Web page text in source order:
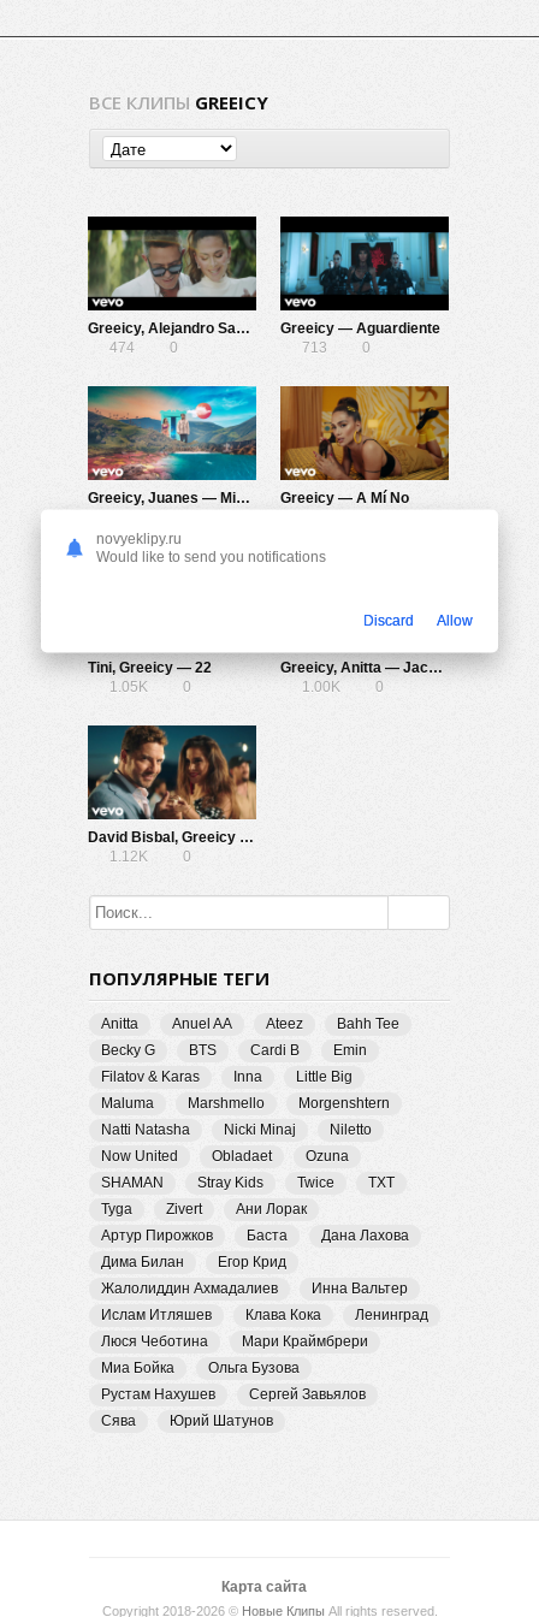
ВСЕ КЛИПЫ GREEICY
Greeicy, Alejandro Sanz — Lejos Conmigo
474
0
Greeicy — Aguardiente
713
0
Greeicy, Juanes — Minifalda
Greeicy — A Mí No
Tini, Greeicy — 22
1.05K
0
Greeicy, Anitta — Jacuzzi
1.00K
0
David Bisbal, Greeicy — Perdón
1.12K
0
ПОПУЛЯРНЫЕ ТЕГИ
Anitta Anuel AA Ateez
Bahh Tee
Becky G
BTS Cardi B
Emin
Filatov & Karas
Inna
Little Big
Maluma
Marshmello
Morgenshtern
Natti Natasha
Nicki Minaj
Niletto
Now United
Obladaet
Ozuna
SHAMAN
Stray Kids Twice
TXT
Tyga
Zivert
Ани Лорак
Артур Пирожков
Баста
Дана Лахова
Дима Билан
Егор Крид
Жалолиддин Ахмадалиев
Инна Вальтер
Ислам Итляшев
Клава Кока
Ленинград
Люся Чеботина
Мари Краймбрери
Миа Бойка
Ольга Бузова
Рустам Нахушев
Сергей Завьялов
Сява
Юрий Шатунов
Карта сайта
Copyright 2018-2026 © Новые Клипы All rights reserved.
novyeklipy.ru
Would like to send you notifications
Discard Allow